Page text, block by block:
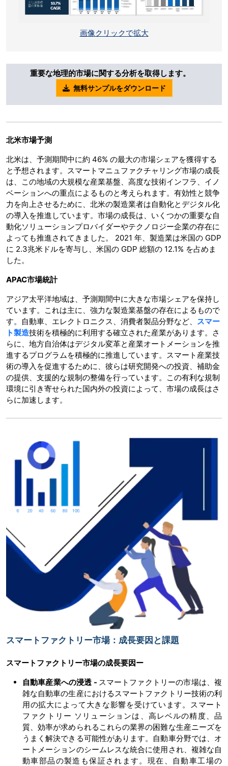
画像クリックで拡大
重要な地理的市場に関する分析を取得します。
無料サンプルをダウンロード
北米市場予測
北米は、予測期間中に約 46% の最大の市場シェアを獲得する
と予想されます。スマートマニュファクチャリング市場の成長
は、この地域の大規模な産業基盤、高度な技術インフラ、イノ
ベーションへの重点によるものと考えられます。有効性と競争
力を向上させるために、北米の製造業者は自動化とデジタル化
の導入を推進しています。市場の成長は、いくつかの重要な自
動化ソリューションプロバイダーやテクノロジー企業の存在に
よっても推進されてきました。 2021 年、製造業は米国の GDP
に 2.3兆米ドルを寄与し、米国の GDP 総額の 12.1% を占めま
した。
APAC市場統計
アジア太平洋地域は、予測期間中に大きな市場シェアを保持し
ています。これは主に、強力な製造業基盤の存在によるもので
す。自動車、エレクトロニクス、消費者製品分野など、 スマー
ト製造技術を積極的に利用する確立された産業があります。さ
らに、地方自治体はデジタル変革と産業オートメーションを推
進するプログラムを積極的に推進しています。スマート産業技
術の導入を促進するために、彼らは研究開発への投資、補助金
の提供、支援的な規制の整備を行っています。この有利な規制
環境に引き寄せられた国内外の投資によって、市場の成長はさ
らに加速します。
スマートファクトリー市場：成長要因と課題
スマートファクトリー市場の成長要因ー
自動車産業への浸透 - スマートファクトリーの市場は、複
雑な自動車の生産におけるスマートファクトリー技術の利
用の拡大によって大きな影響を受けています。スマート
ファクトリー ソリューションは、高レベルの精度、品
質、効率が求められるこれらの業界の困難な生産ニーズを
うまく解決できる可能性があります。自動車分野では、オ
ートメーションのシームレスな統合に使用され、複雑な自
動車部品の製造も保証されます。現在、自動車工場の